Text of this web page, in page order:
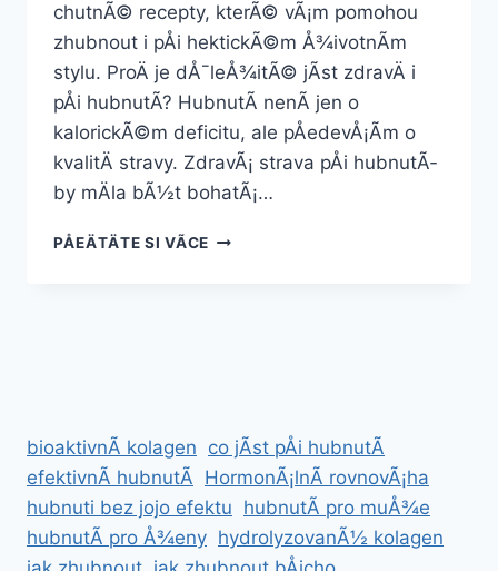
chutnÃ© recepty, kterÃ© vÃ¡m pomohou
zhubnout i pÅi hektickÃ©m Å¾ivotnÃ­m
stylu. ProÄ je dÅ¯leÅ¾itÃ© jÃ­st zdravÄ i
pÅi hubnutÃ­? HubnutÃ­ nenÃ­ jen o
kalorickÃ©m deficitu, ale pÅedevÅ¡Ã­m o
kvalitÄ stravy. ZdravÃ¡ strava pÅi hubnutÃ­
by mÄla bÃ½t bohatÃ¡…
PÅEÄTÄTE SI VÃ­CEZDRAVÃ©
bioaktivnÃ­ kolagen co jÃ­st pÅi hubnutÃ­
efektivnÃ­ hubnutÃ­ HormonÃ¡lnÃ­ rovnovÃ¡ha
hubnuti bez jojo efektu hubnutÃ­ pro muÅ¾e
hubnutÃ­ pro Å¾eny hydrolyzovanÃ½ kolagen